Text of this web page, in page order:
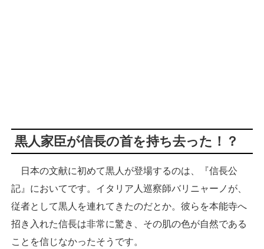
黒人家臣が信長の首を持ち去った！？
日本の文献に初めて黒人が登場するのは、『信長公
記』においてです。イタリア人巡察師バリニャーノが、
従者として黒人を連れてきたのだとか。彼らを本能寺へ
招き入れた信長は非常に驚き、その肌の色が自然である
ことを信じなかったそうです。